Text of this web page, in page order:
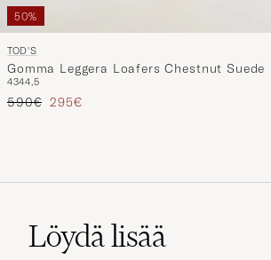
50%
TOD'S
Gomma Leggera Loafers Chestnut Suede
4344,5
Tavallinen hinta
590€ Alennettu hinta
295€
Löydä lisää